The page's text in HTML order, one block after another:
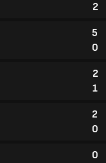
2
5
0
2
1
2
0
0